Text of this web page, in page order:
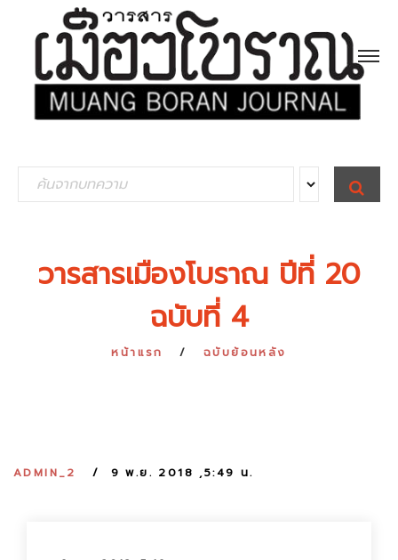
e
S
E
A
วารสารเมืองโบราณ ปีที่ 20
ฉบับที่ 4
หน้าแรก ฉบับย้อนหลัง
ADMIN_2 9 พ.ย. 2018 ,5:49 น.